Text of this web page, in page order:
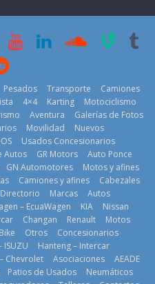
al
2026,
en 8
de
29 de julio de
¿Qué puede
pasar con tu
vehículo si
permanece
varios días sin
usar?
3 de agosto de
2026
Pesados Transporte
Camiones
4×4 Karting
Motociclismo
Aventura
Galerías de Fotos
Movilidad
Nuevos
Usados Concesionarios
Autos GR Motors
Auto Ponce
GN Automotores
Motos y afines
Camiones y afines
Cabezales
Directorio Marcas
Autos
– EcuaWagen KIA
Nissan
Changan Renault
Motos
Otros
Concesionarios
ISUZU
Hanteng – Intercar
Chevrolet Asociaciones
AEADE
Patios de Usados
Neumáticos